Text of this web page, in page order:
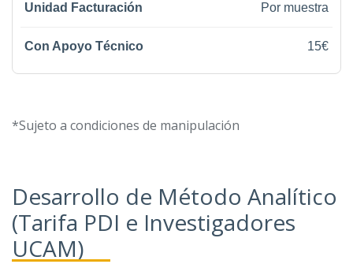
Por muestra
15€
*Sujeto a condiciones de manipulación
Desarrollo de Método Analítico
(Tarifa PDI e Investigadores
UCAM)